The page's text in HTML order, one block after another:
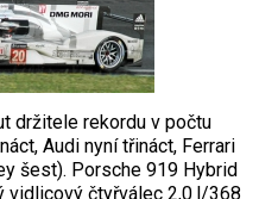
držitele rekordu v počtu
Audi nyní třináct, Ferrari
šest). Porsche 919 Hybrid
vidlicový čtyřválec 2,0 l/368